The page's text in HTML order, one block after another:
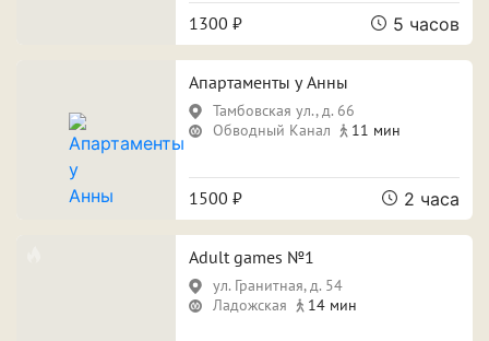
1300 ₽ 5 часов
Апартаменты у Анны
Тамбовская ул., д. 66
Обводный Канал
11 мин
1500 ₽ 2 часа
Adult games №1
ул. Гранитная, д. 54
Ладожская
14 мин